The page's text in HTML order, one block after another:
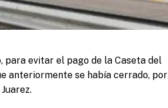
evitar el pago de la Caseta del
anteriormente se había cerrado, por